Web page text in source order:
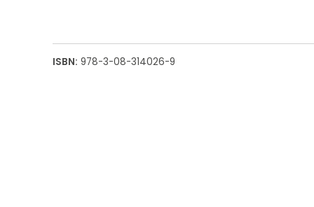
ISBN: 978-3-08-314026-9